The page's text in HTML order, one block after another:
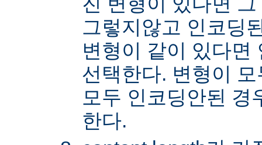
그렇지않고 인코딩
변형이 같이 있다면
선택한다. 변형이
모두 인코딩안된 경
한다.